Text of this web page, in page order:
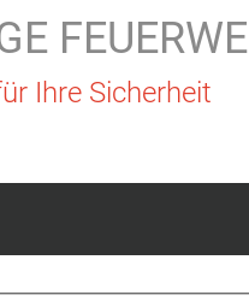
Ihre Sicherheit